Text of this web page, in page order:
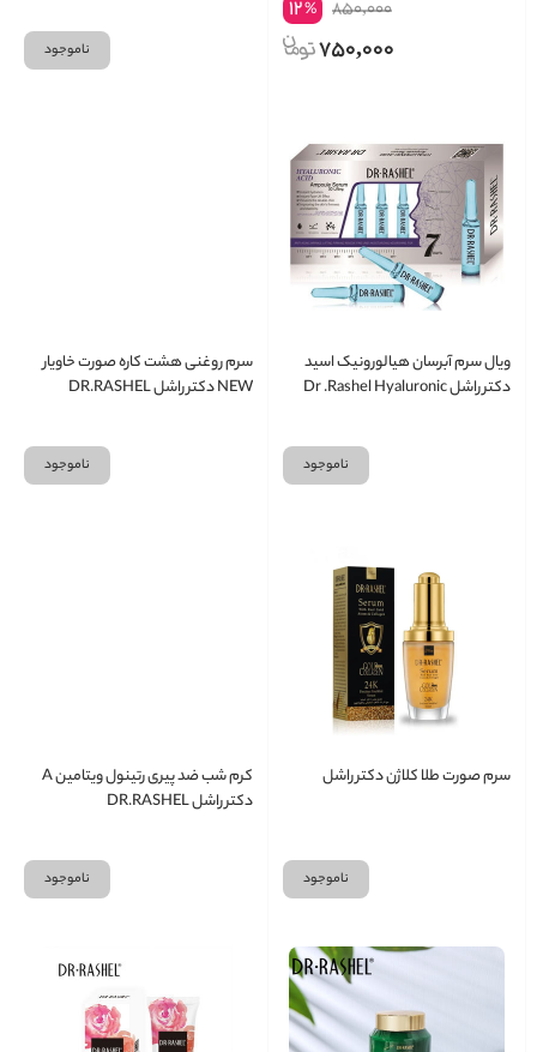
850,000
12%
750,000 ناموجود
ویال سرم آبرسان هیالورونیک اسید
دکتر راشل Dr .Rashel Hyaluronic
ناموجود
سرم روغنی هشت کاره صورت خاویار
NEW دکتر راشل DR.RASHEL
ناموجود
سرم صورت طلا کلاژن دکتر راشل
ناموجود
کرم شب ضد پیری رتینول ویتامین A
دکتر راشل DR.RASHEL
ناموجود